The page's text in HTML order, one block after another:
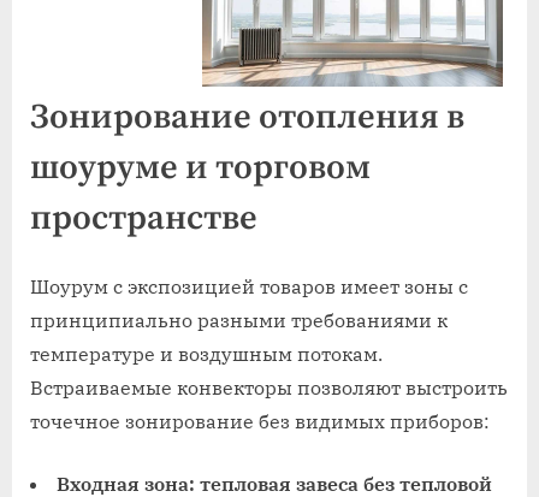
Зонирование отопления в
шоуруме и торговом
пространстве
Шоурум с экспозицией товаров имеет зоны с
принципиально разными требованиями к
температуре и воздушным потокам.
Встраиваемые конвекторы позволяют выстроить
точечное зонирование без видимых приборов:
Входная зона: тепловая завеса без тепловой